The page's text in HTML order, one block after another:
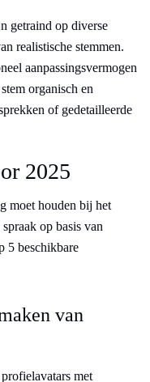
getraind op diverse
realistische stemmen.
aanpassingsvermogen
organisch en
of gedetailleerde
2025
moet houden bij het
op basis van
5 beschikbare
van